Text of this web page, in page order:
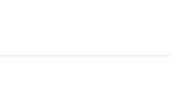
Beide Optionen bieten